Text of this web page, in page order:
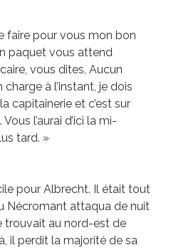
faire pour vous mon bon
paquet vous attend
vous dites, Aucun
charge à l’instant, je dois
capitainerie et c’est sur
l’aurai d’ici la mi-
tard. »
pour Albrecht. Il était tout
Nécromant attaqua de nuit
trouvait au nord-est de
il perdit la majorité de sa